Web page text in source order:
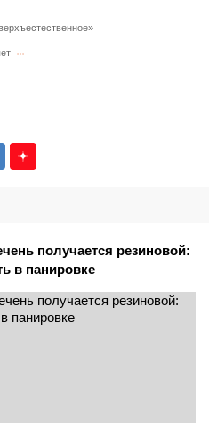
получается резиновой:
в панировке